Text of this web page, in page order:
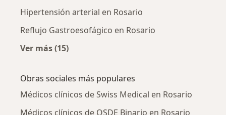
Hipertensión arterial en Rosario
Reflujo Gastroesofágico en Rosario
Ver más (15)
Obras sociales más populares
Médicos clínicos de Swiss Medical en Rosario
Médicos clínicos de OSDE Binario en Rosario